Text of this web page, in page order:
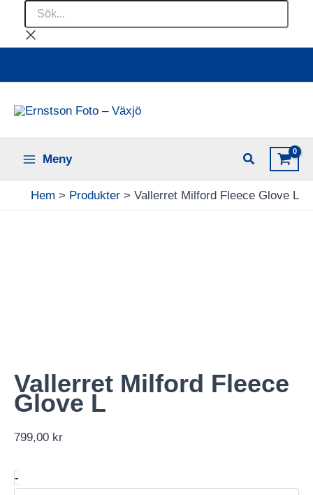
innehåll
Sök...
Meny
Hem Produkter Vallerret Milford Fleece Glove L
Vallerret Milford Fleece
Glove L
799,00 kr
-Vallerret
Milford